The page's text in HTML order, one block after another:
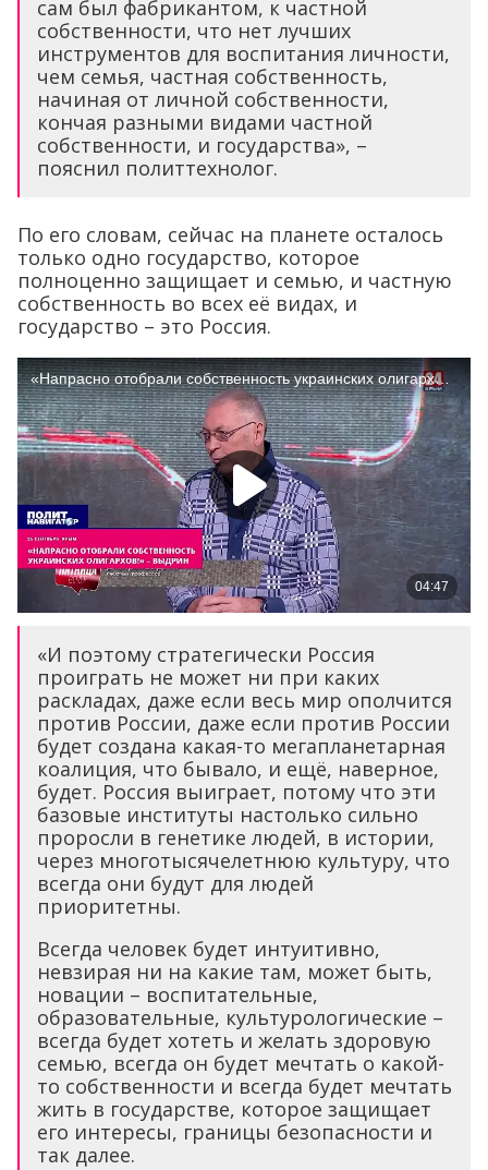
сам был фабрикантом, к частной
собственности, что нет лучших
инструментов для воспитания личности,
чем семья, частная собственность,
начиная от личной собственности,
кончая разными видами частной
собственности, и государства», –
пояснил политтехнолог.
По его словам, сейчас на планете осталось
только одно государство, которое
полноценно защищает и семью, и частную
собственность во всех её видах, и
государство – это Россия.
«И поэтому стратегически Россия
проиграть не может ни при каких
раскладах, даже если весь мир ополчится
против России, даже если против России
будет создана какая-то мегапланетарная
коалиция, что бывало, и ещё, наверное,
будет. Россия выиграет, потому что эти
базовые институты настолько сильно
проросли в генетике людей, в истории,
через многотысячелетнюю культуру, что
всегда они будут для людей
приоритетны.
Всегда человек будет интуитивно,
невзирая ни на какие там, может быть,
новации – воспитательные,
образовательные, культурологические –
всегда будет хотеть и желать здоровую
семью, всегда он будет мечтать о какой-
то собственности и всегда будет мечтать
жить в государстве, которое защищает
его интересы, границы безопасности и
так далее.